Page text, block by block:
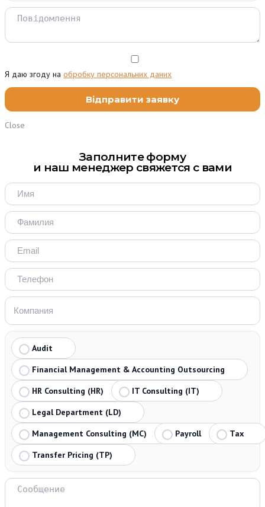
Я даю згоду на обробку персональних даних
Close
Заполните форму
и наш менеджер свяжется с вами
Audit
Financial Management & Accounting Outsourcing
HR Consulting (HR)
IT Consulting (IT)
Legal Department (LD)
Management Consulting (MC)
Payroll
Tax
Transfer Pricing (TP)